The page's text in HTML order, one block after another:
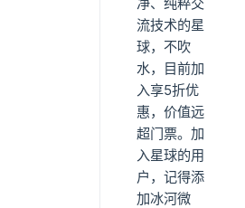
流技术的星
球，不吹
水，目前加
入享5折优
惠，价值远
超门票。加
入星球的用
户，记得添
加冰河微